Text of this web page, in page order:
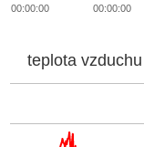
00:00:00
00:00:00
teplota vzduchu